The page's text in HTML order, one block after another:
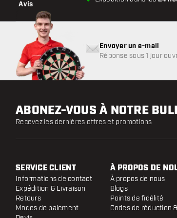
Avis
Envoyer un e-mail
Réponse sous 1 jour
ABONEZ-VOUS À NOTRE
Recevez les dernières offres et promotions
SERVICE CLIENT
Informations de contact
Expédition & Livraison
Retours
Modes de paiement
À PROPOS DE
À propos de nous
Blogs
Points de fidélité
Codes de réduction